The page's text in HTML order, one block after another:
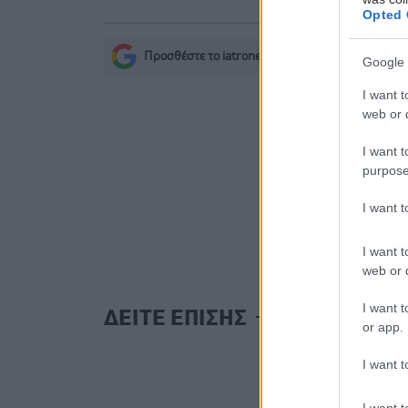
Opted
Google
I want
web or
I want
I want
I want
web or
I want
or app.
I want
Προσθέστε το iatronet.gr στο Discover
ΔΕΙΤΕ ΕΠΙΣΗΣ